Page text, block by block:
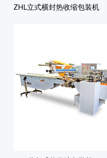
ZHL立式横封热收缩包装机